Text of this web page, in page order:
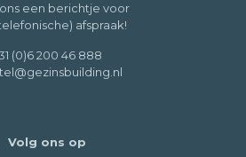
een berichtje voor
afspraak!
(0)6 200 46 888
Volg ons op